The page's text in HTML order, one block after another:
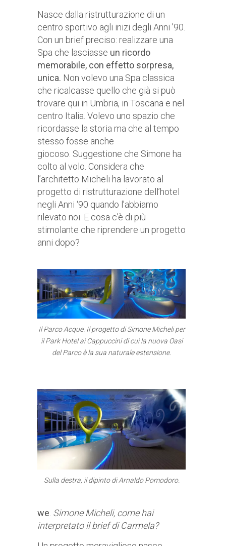
Nasce dalla ristrutturazione di un
centro sportivo agli inizi degli Anni ’90.
Con un brief preciso: realizzare una
Spa che lasciasse un ricordo
memorabile, con effetto sorpresa,
unica. Non volevo una Spa classica
che ricalcasse quello che già si può
trovare qui in Umbria, in Toscana e nel
centro Italia. Volevo uno spazio che
ricordasse la storia ma che al tempo
stesso fosse anche
giocoso. Suggestione che Simone ha
colto al volo. Considera che
l’architetto Micheli ha lavorato al
progetto di ristrutturazione dell’hotel
negli Anni ‘90 quando l’abbiamo
rilevato noi. E cosa c’è di più
stimolante che riprendere un progetto
anni dopo?
Il Parco Acque. Il progetto di Simone Micheli per
il Park Hotel ai Cappuccini di cui la nuova Oasi
del Parco è la sua naturale estensione.
Sulla destra, il dipinto di Arnaldo Pomodoro.
we. Simone Micheli, come hai
interpretato il brief di Carmela?